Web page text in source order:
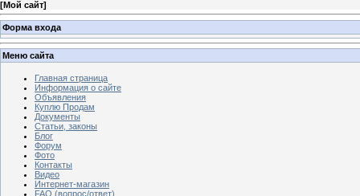
[Мой сайт]
Форма входа
Меню сайта
Главная страница
Информация о сайте
Объявления
Куплю Продам
Документы
Статьи, законы
Блог
Форум
Фото
Контакты
Видео
Интернет-магазин
FAQ (вопрос/ответ)